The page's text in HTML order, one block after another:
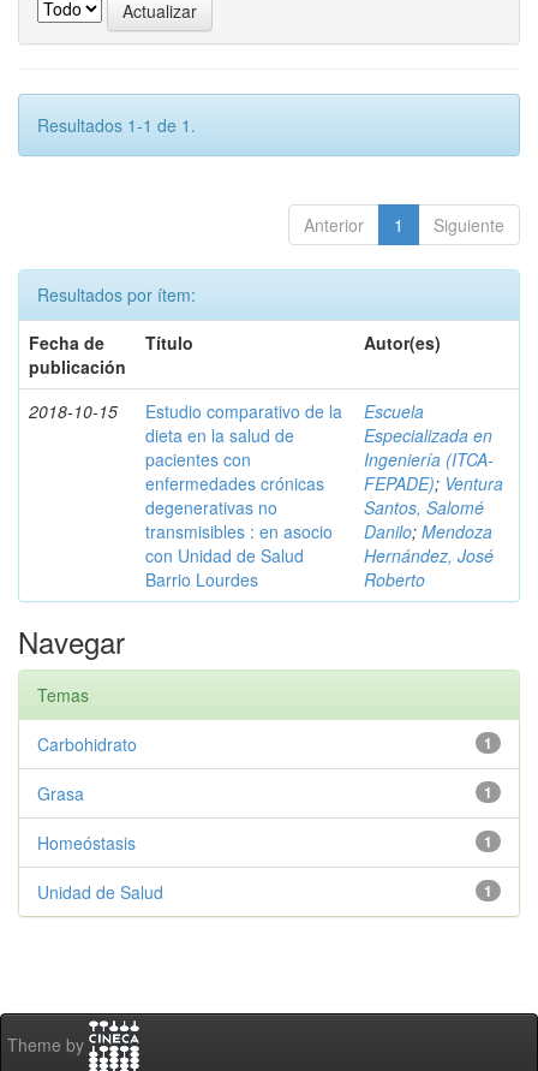
Resultados 1-1 de 1.
Anterior 1 Siguiente
Resultados por ítem:
Fecha de
publicación
Título Autor(es)
2018-10-15
Estudio comparativo de la
dieta en la salud de
pacientes con
enfermedades crónicas
degenerativas no
transmisibles : en asocio
con Unidad de Salud
Barrio Lourdes
Escuela
Especializada en
Ingeniería (ITCA-
FEPADE); Ventura
Santos, Salomé
Danilo; Mendoza
Hernández, José
Roberto
Navegar
Temas
1
Carbohidrato
1
Grasa
1
Homeóstasis
1
Unidad de Salud
Theme by